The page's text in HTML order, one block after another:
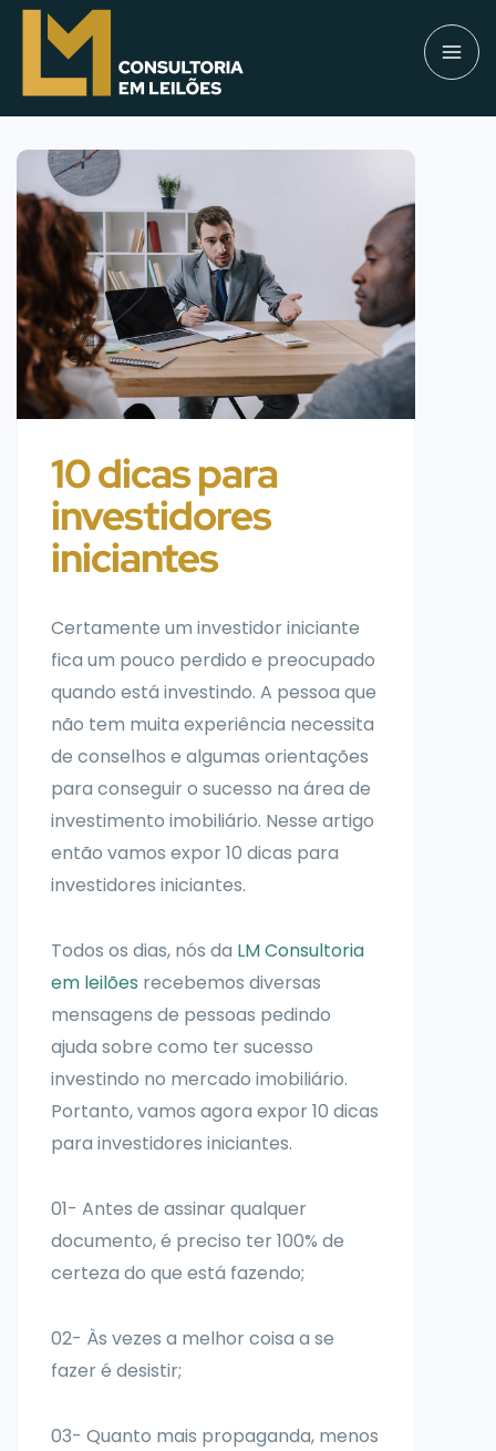
10 dicas para
investidores
iniciantes
Certamente um investidor iniciante
fica um pouco perdido e preocupado
quando está investindo. A pessoa que
não tem muita experiência necessita
de conselhos e algumas orientações
para conseguir o sucesso na área de
investimento imobiliário. Nesse artigo
então vamos expor 10 dicas para
investidores iniciantes.
Todos os dias, nós da LM Consultoria
em leilões recebemos diversas
mensagens de pessoas pedindo
ajuda sobre como ter sucesso
investindo no mercado imobiliário.
Portanto, vamos agora expor 10 dicas
para investidores iniciantes.
01- Antes de assinar qualquer
documento, é preciso ter 100% de
certeza do que está fazendo;
02- Às vezes a melhor coisa a se
fazer é desistir;
03- Quanto mais propaganda, menos